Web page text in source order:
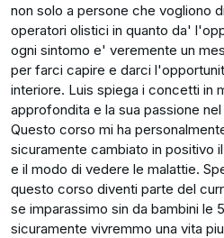
Questo è il viaggio che
viaggio di guarigione,
personale.
Allora, sei pronto a metterti in
iniziamo subito!
non solo a persone che vogliono
operatori olistici in quanto da'
ogni sintomo e' veremente un
per farci capire e darci
interiore. Luis spiega i concetti in
approfondita e la sua passione
Questo corso mi ha
sicuramente cambiato in positivo
e il modo di vedere le malattie.
questo corso diventi parte del
se imparassimo sin da bambini le
sicuramente vivremmo una vita